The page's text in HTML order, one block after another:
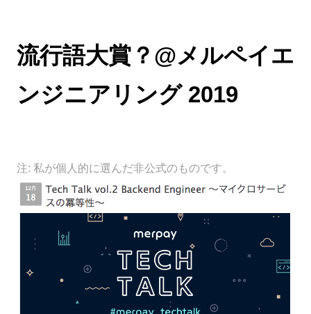
流行語大賞？@メルペイエ
ンジニアリング 2019
注: 私が個人的に選んだ非公式のものです。